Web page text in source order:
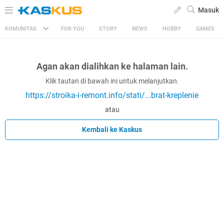
Masuk
KOMUNITAS FOR YOU STORY NEWS HOBBY GAMES
Agan akan dialihkan ke halaman lain.
Klik tautan di bawah ini untuk melanjutkan.
https://stroika-i-remont.info/stati/...brat-kreplenie
atau
Kembali ke Kaskus